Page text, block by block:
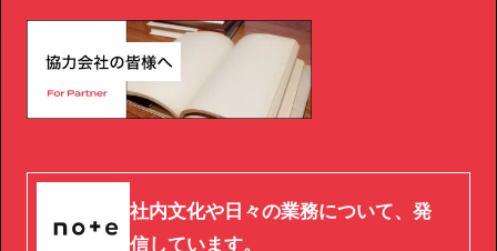
社内文化や日々の業務について、発
信しています。